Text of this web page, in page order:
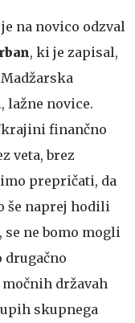
na novico odzval
, ki je zapisal,
lažne novice.
finančno
veta, brez
prepričati, da
še naprej hodili
ne bomo mogli
drugačno
državah
skupnega